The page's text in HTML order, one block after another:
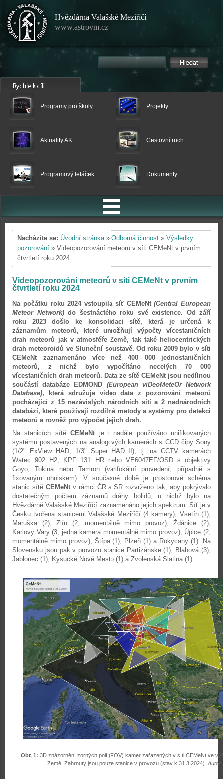
Hvězdárna Valašské Meziříčí
www.astrovm.cz
Programy pro školy Projekty
Aktuality AK Cestovní ruch
Programový letáček Dokumenty
Nacházíte se: Úvodní stránka» Odborná činnost » Výsledky
pozorování » Videopozorování meteorů v síti CEMeNt v prvním
čtvrtletí roku 2024
Videopozorování meteorů v síti CEMeNt v prvním
čtvrtletí roku 2024
Na počátku roku 2024 vstoupila síť CEMeNt(Central European
Meteor Network)do šestnáctého roku své existence. Od září
roku 2023 došlo ke konsolidaci sítě, která je určená k
záznamům meteorů, které umožňují výpočty vícestaničních
drah meteorů jak v atmosféře Země, tak také heliocentrických
drah meteoroidů ve Sluneční soustavě. Od roku 2009 bylo v síti
CEMeNt zaznamenáno více než 400 000 jednostaničních
meteorů, z nichž bylo vypočítáno necelých 70 000
vícestaničních drah meteorů. Data ze sítě CEMeNt jsou nedílnou
součástí databáze EDMOND (European viDeoMeteOr Network
Database), která sdružuje video data z pozorování meteorů
pocházející z 15 nezávislých národních sítí a 2 nadnárodních
databází, které používají rozdílné metody a systémy pro detekci
meteorů a rovněž pro výpočet jejich drah.
Na stanicích sítěCEMeNt je i nadále používáno unifikovaných
systémů postavených na analogových kamerách s CCD čipy Sony
(1/2" ExView HAD, 1/3" Super HAD II), tj. na CCTV kamerách
Watec 902 H2, KPF 131 HR nebo VE6047EF/OSD s objektivy
Goyo, Tokina nebo Tamron (varifokální provedení, případně s
fixovaným ohniskem). V současné době je prostorové schéma
stanic sítě CEMeNtv rámci ČR a SR rozvrženo tak, aby pokrývalo
dostatečným počtem záznamů dráhy bolidů, u nichž bylo na
Hvězdárně Valašské Meziříčí zaznamenáno jejich spektrum. Síť je v
Česku tvořena stanicemi Valašské Meziříčí (4 kamery), Vsetín (1),
Maruška (2), Zlín (2, momentálně mimo provoz), Ždánice (2),
Karlovy Vary (3, jedna kamera momentálně mimo provoz), Úpice (2,
momentálně mimo provoz), Štípa (1), Plzeň (1) a Rokycany (1). Na
Slovensku jsou pak v provozu stanice Partizánske (1), Blahová (3),
Jablonec (1), Kysucké Nové Mesto (1) a Zvolenská Slatina (1).
Obr. 1: 3D znázornění zorných polí (FOV) kamer zařazených v síti CEMeNt ve
Země. Zahrnuty jsou pouze stanice v provozu (stav k 31.3.2024).